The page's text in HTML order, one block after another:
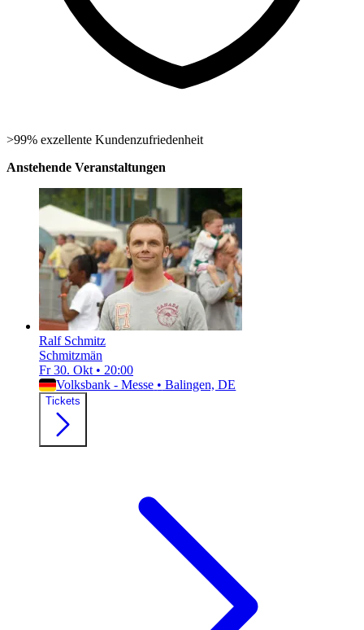
>99% exzellente Kundenzufriedenheit
Anstehende Veranstaltungen
Ralf Schmitz
Schmitzmän
Fr 30. Okt • 20:00
Volksbank - Messe • Balingen, DE
Tickets